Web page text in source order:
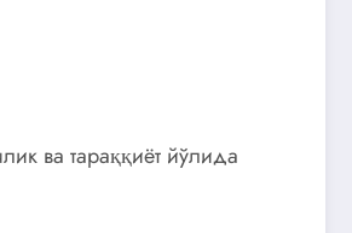
ва тараққиёт йўлида